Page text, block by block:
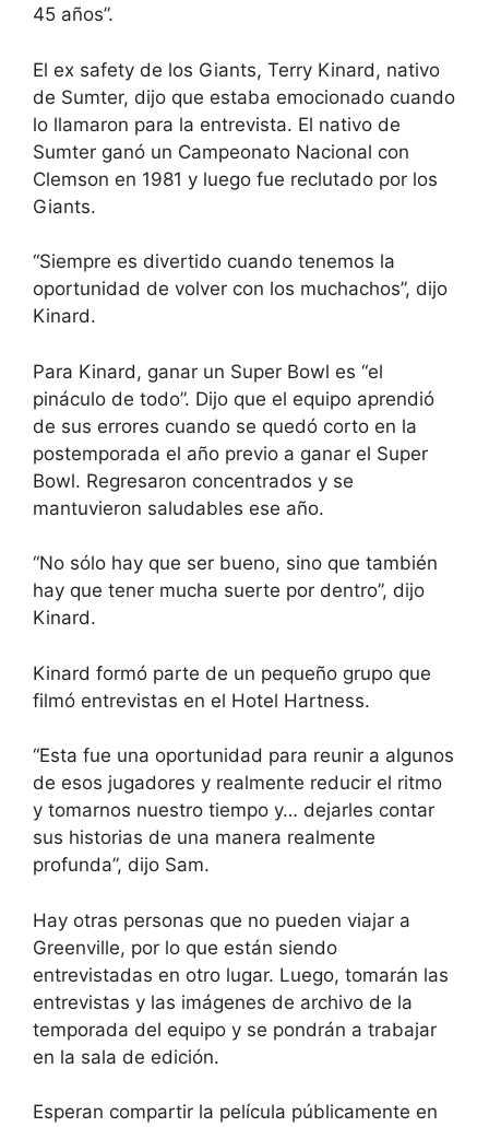
45 años”.
El ex safety de los Giants, Terry Kinard, nativo
de Sumter, dijo que estaba emocionado cuando
lo llamaron para la entrevista. El nativo de
Sumter ganó un Campeonato Nacional con
Clemson en 1981 y luego fue reclutado por los
Giants.
“Siempre es divertido cuando tenemos la
oportunidad de volver con los muchachos”, dijo
Kinard.
Para Kinard, ganar un Super Bowl es “el
pináculo de todo”. Dijo que el equipo aprendió
de sus errores cuando se quedó corto en la
postemporada el año previo a ganar el Super
Bowl. Regresaron concentrados y se
mantuvieron saludables ese año.
“No sólo hay que ser bueno, sino que también
hay que tener mucha suerte por dentro”, dijo
Kinard.
Kinard formó parte de un pequeño grupo que
filmó entrevistas en el Hotel Hartness.
“Esta fue una oportunidad para reunir a algunos
de esos jugadores y realmente reducir el ritmo
y tomarnos nuestro tiempo y… dejarles contar
sus historias de una manera realmente
profunda”, dijo Sam.
Hay otras personas que no pueden viajar a
Greenville, por lo que están siendo
entrevistadas en otro lugar. Luego, tomarán las
entrevistas y las imágenes de archivo de la
temporada del equipo y se pondrán a trabajar
en la sala de edición.
Esperan compartir la película públicamente en